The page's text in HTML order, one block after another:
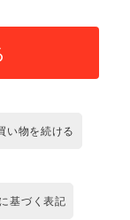
い物を続ける
基づく表記